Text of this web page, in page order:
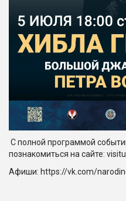
С полной программой
познакомиться на сайте:
Афиши: https://vk.com/